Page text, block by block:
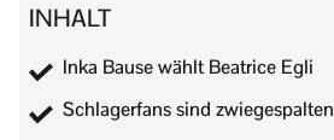
INHALT
Inka Bause wählt Beatrice Egli
Schlagerfans sind zwiegespalten